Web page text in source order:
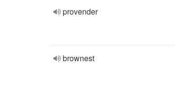
provender
brownest